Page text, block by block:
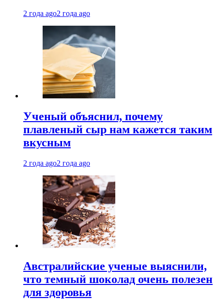
2 года ago2 года ago
Ученый объяснил, почему
плавленый сыр нам кажется таким
вкусным
2 года ago2 года ago
Австралийские ученые выяснили,
что темный шоколад очень полезен
для здоровья